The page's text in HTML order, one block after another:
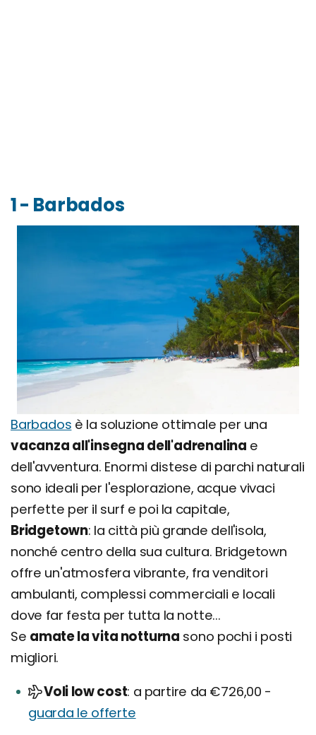
1 - Barbados
Barbados è la soluzione ottimale per una
vacanza all'insegna dell'adrenalina e
dell'avventura. Enormi distese di parchi naturali
sono ideali per l'esplorazione, acque vivaci
perfette per il surf e poi la capitale,
Bridgetown: la città più grande dell'isola,
nonché centro della sua cultura. Bridgetown
offre un'atmosfera vibrante, fra venditori
ambulanti, complessi commerciali e locali
dove far festa per tutta la notte...
Se amate la vita notturna sono pochi i posti
migliori.
Voli low cost a partire da €726,00 -
guarda le offerte